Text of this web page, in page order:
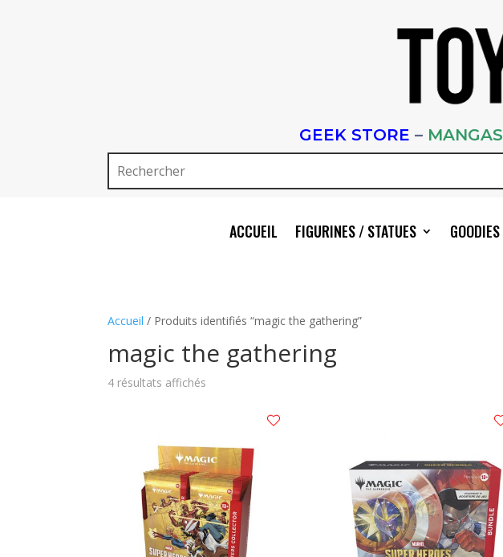
GEEK STORE – MANGAS
ACCUEIL FIGURINES / STATUES GOODIES
Accueil / Produits identifiés “magic the gathering”
magic the gathering
4 résultats affichés
au
plus
ancien